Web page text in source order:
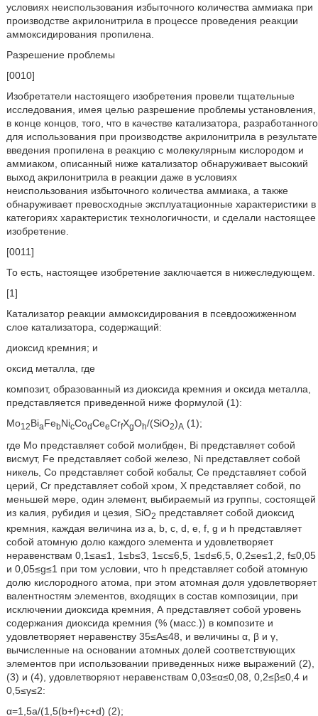
условиях неиспользования избыточного количества аммиака при
производстве акрилонитрила в процессе проведения реакции
аммоксидирования пропилена.
Разрешение проблемы
[0010]
Изобретатели настоящего изобретения провели тщательные
исследования, имея целью разрешение проблемы установления,
в конце концов, того, что в качестве катализатора, разработанного
для использования при производстве акрилонитрила в результате
введения пропилена в реакцию с молекулярным кислородом и
аммиаком, описанный ниже катализатор обнаруживает высокий
выход акрилонитрила в реакции даже в условиях
неиспользования избыточного количества аммиака, а также
обнаруживает превосходные эксплуатационные характеристики в
категориях характеристик технологичности, и сделали настоящее
изобретение.
[0011]
То есть, настоящее изобретение заключается в нижеследующем.
[1]
Катализатор реакции аммоксидирования в псевдоожиженном
слое катализатора, содержащий:
диоксид кремния; и
оксид металла, где
композит, образованный из диоксида кремния и оксида металла,
представляется приведенной ниже формулой (1):
Mo12BiaFebNicCodCeeCrfXgOh/(SiO2)A (1);
где Мо представляет собой молибден, Bi представляет собой
висмут, Fe представляет собой железо, Ni представляет собой
никель, Со представляет собой кобальт, Се представляет собой
церий, Cr представляет собой хром, Х представляет собой, по
меньшей мере, один элемент, выбираемый из группы, состоящей
из калия, рубидия и цезия, SiO2 представляет собой диоксид
кремния, каждая величина из a, b, c, d, e, f, g и h представляет
собой атомную долю каждого элемента и удовлетворяет
неравенствам 0,1≤а≤1, 1≤b≤3, 1≤c≤6,5, 1≤d≤6,5, 0,2≤e≤1,2, f≤0,05
и 0,05≤g≤1 при том условии, что h представляет собой атомную
долю кислородного атома, при этом атомная доля удовлетворяет
валентностям элементов, входящих в состав композиции, при
исключении диоксида кремния, А представляет собой уровень
содержания диоксида кремния (% (масс.)) в композите и
удовлетворяет неравенству 35≤А≤48, и величины α, β и γ,
вычисленные на основании атомных долей соответствующих
элементов при использовании приведенных ниже выражений (2),
(3) и (4), удовлетворяют неравенствам 0,03≤α≤0,08, 0,2≤β≤0,4 и
0,5≤γ≤2:
α=1,5а/(1,5(b+f)+c+d) (2);